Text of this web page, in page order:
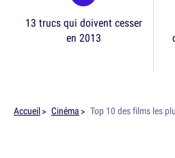
13 trucs qui doivent cesser
en 2013
Accueil Cinéma Top 10 des films les